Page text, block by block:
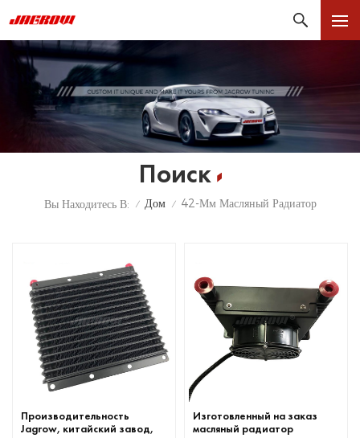
Поиск
Вы Находитесь В: / Дом / 42-Мм Масляный Радиатор
Производительность
Jagrow, китайский завод,
Изготовленный на заказ
масляный радиатор